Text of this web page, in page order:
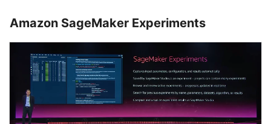
Amazon SageMaker Experiments